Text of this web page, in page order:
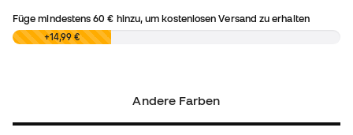
Füge mindestens60 € hinzu, um kostenlosen Versand zu erhalten
0,00 € +14,99 €
Andere Farben